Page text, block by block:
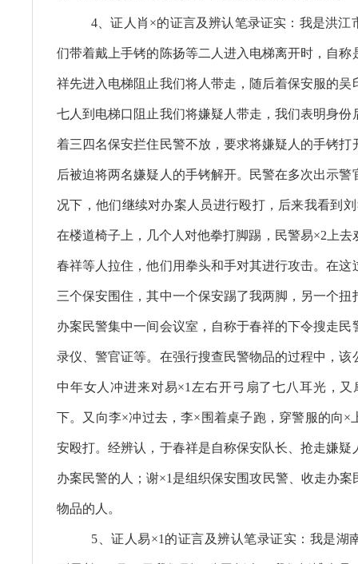
4、证人肖×的证言及辨认笔录证实：我是洪江
们带着戴上手铐的陈扬等二人进入电梯离开时，自称
祥先进入电梯阻止我们将人带走，随后着保安服的吴
七人到电梯口阻止我们将嫌疑人带走，我们表明身份
着三四名保安拦住民警不放，要求将嫌疑人的手铐打
后被迫将两名嫌疑人的手铐解开。民警在多次出示警
况下，他们继续对办案人员进行殴打，后来我看到
在楼道椅子上，几个人对他拳打脚踢，民警易×2上去
春祥等人拉住，他们用拳头和手对其进行攻击。在这
三个保安围住，其中一个保安踢了我两脚，另一个扭
办案民警集中一间会议室，自称于春祥的下令搜走民
录仪、警官证等。在强行搜查民警物品的过程中，该
中年女人冲进来对易×1左右开弓扇了七八耳光，又
下。又向李×冲过去，李×围着桌子跑，穿警服的向×
安殴打。经辨认，于春祥是自称保安队长、抢走嫌疑
办案民警的人；谢×1是组织保安围攻民警、收走办案
物品的人。
5、证人易×1的证言及辨认笔录证实：我是湖